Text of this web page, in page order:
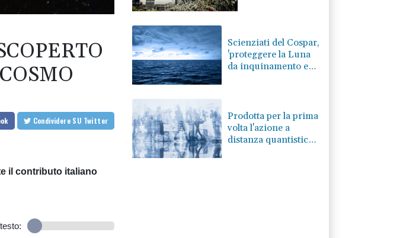
Condividere SU Twitter
il contributo italiano
Scienziati del Cospar,
'proteggere la Luna
da inquinamento e
Prodotta per la prima
volta l'azione a
distanza quantistica